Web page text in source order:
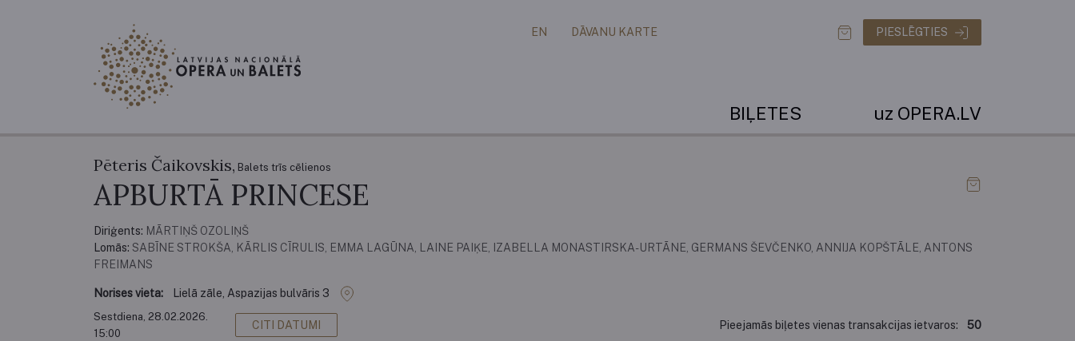
PIESLĒGTIES
DĀVANU KARTE
EN
BIĻETES uz OPERA.LV
Pēteris Čaikovskis, Balets trīs cēlienos
APBURTĀ PRINCESE
Diriģents: MĀRTIŅŠ OZOLIŅŠ
Lomās: SABĪNE STROKŠA, KĀRLIS CĪRULIS, EMMA LAGŪNA, LAINE PAIĶE, IZABELLA MONASTIRSKA-URTĀNE, GERMANS ŠEVČENKO, ANNIJA KOPŠTĀLE, ANTONS
FREIMANS
Norises vieta: Lielā zāle, Aspazijas bulvāris 3
Sestdiena, 28.02.2026.
15:00
CITI DATUMI Pieejamās biļetes vienas transakcijas ietvaros: 50